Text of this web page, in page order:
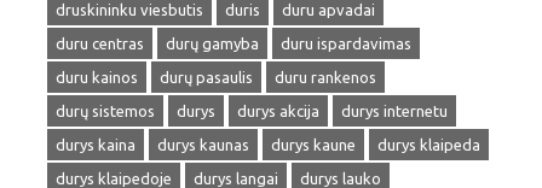
druskininku viesbutis
duris
duru apvadai
duru centras
durų gamyba
duru ispardavimas
duru kainos
durų pasaulis
duru rankenos
durų sistemos
durys durys akcija
durys internetu
durys kaina
durys kaunas durys kaune
durys klaipeda
durys klaipedoje
durys langai
durys lauko